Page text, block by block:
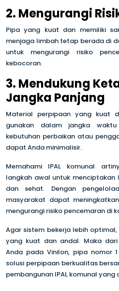
2. Mengurangi
Pipa yang kuat dan memiliki
menjaga limbah tetap berada di
untuk mengurangi risiko
kebocoran.
3. Mendukung
Jangka Panjang
Material perpipaan yang kuat
gunakan dalam jangka
kebutuhan perbaikan atau
dapat Anda minimalisir.
Memahami IPAL komunal
langkah awal untuk menciptakan
dan sehat. Dengan
masyarakat dapat
mengurangi risiko pencemaran di
Agar sistem bekerja lebih
yang kuat dan andal. Maka
Anda pada Vinilon, pipa nomor
solusi perpipaan berkualitas
pembangunan IPAL komunal